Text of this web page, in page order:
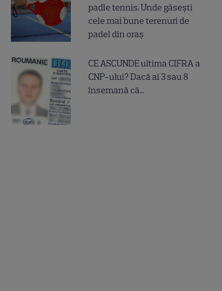
padle tennis. Unde găsești
cele mai bune terenuri de
padel din oraș
CE ASCUNDE ultima CIFRA a
CNP-ului? Dacă ai 3 sau 8
însemană că...